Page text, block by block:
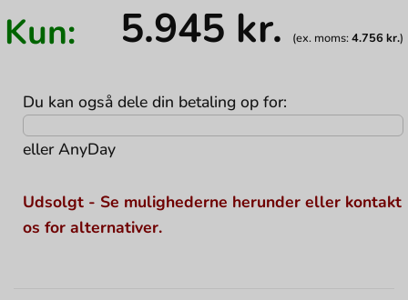
Kun: 5.945 kr. (ex. moms:4.756 kr.)
Du kan også dele din betaling op for:
ellerAnyDay
Udsolgt - Se mulighederne herunder eller kontakt
os for alternativer.